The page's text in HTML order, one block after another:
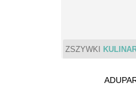
ZSZYWKI